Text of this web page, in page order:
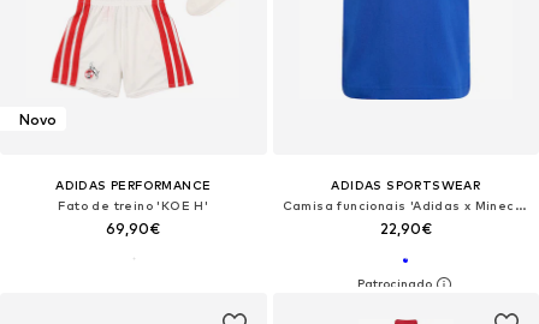
Novo
ADIDAS PERFORMANCE
Fato de treino 'KOE H'
69,90€
ADIDAS SPORTSWEAR
Camisa funcionais 'Adidas x Minecraft'
22,90€